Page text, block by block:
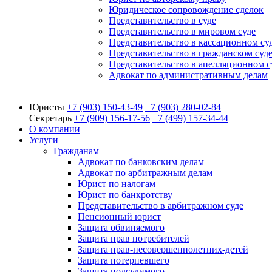
Юридическое сопровождение сделок
Представительство в суде
Представительство в мировом суде
Представительство в кассационном
Представительство в гражданском суде
Представительство в апелляционном
Адвокат по административным делам
Юристы +7 (903) 150-43-49 +7 (903) 280-02-84
Секретарь +7 (909) 156-17-56 +7 (499) 157-34-44
О компании
Услуги
Гражданам
Адвокат по банковским делам
Адвокат по арбитражным делам
Юрист по налогам
Юрист по банкротству
Представительство в арбитражном суде
Пенсионный юрист
Защита обвиняемого
Защита прав потребителей
Защита прав-несовершеннолетних-детей
Защита потерпевшего